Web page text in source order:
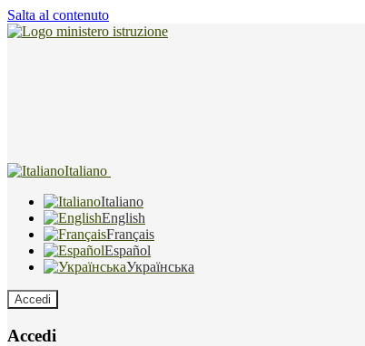
Salta al contenuto
Italiano
Italiano
English
Français
Español
Українська
Accedi
Accedi